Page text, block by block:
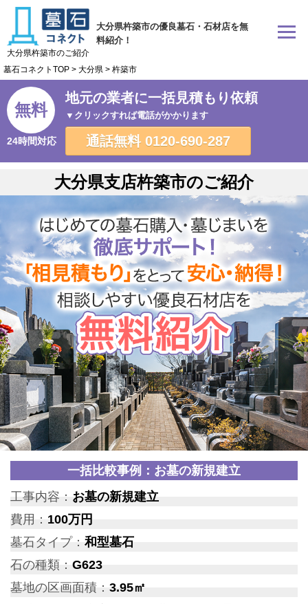
大分県杵築市の優良墓石・石材店を無
料紹介！
大分県杵築市のご紹介
墓石コネクトTOP > 大分県 > 杵築市
無料
24時間対応
地元の業者に一括見積もり依頼
▼クリックすれば電話がかかります
通話無料 0120-690-287
大分県支店杵築市のご紹介
一括比較事例：お墓の新規建立
工事内容： お墓の新規建立
費用： 100万円
墓石タイプ：和型墓石
石の種類： G623
墓地の区画面積： 3.95㎡